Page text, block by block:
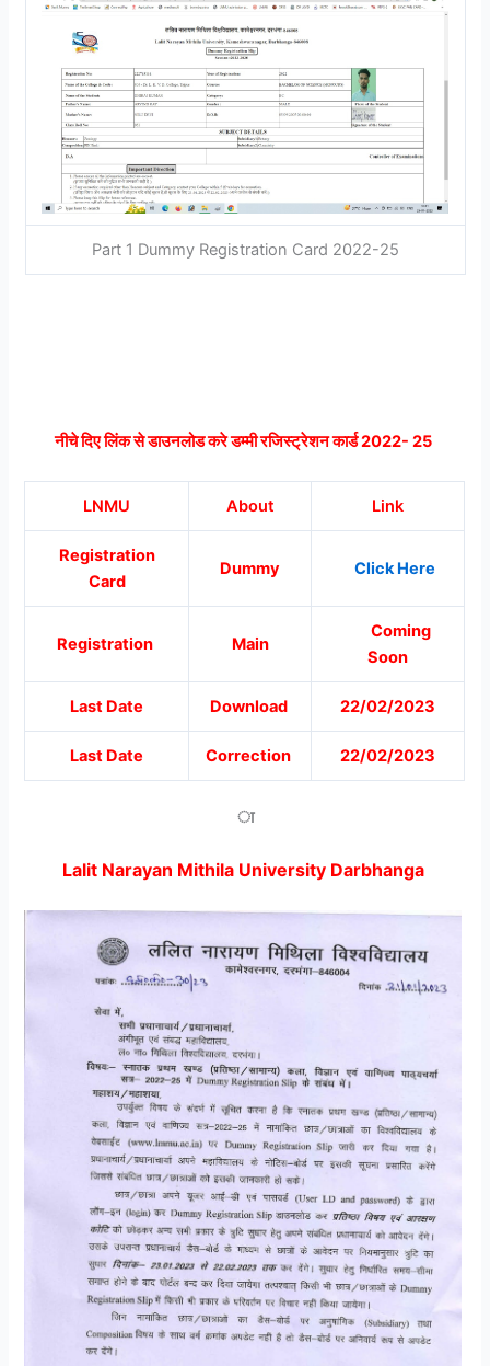
Part 1 Dummy Registration Card 2022-25
नीचे दिए लिंक से डाउनलोड करे डम्मी रजिस्ट्रेशन कार्ड 2022- 25
LNMU About Link
Registration
Card
Dummy Click Here
Registration Main
Coming
Soon
Last Date Download 22/02/2023
Last Date Correction 22/02/2023
ा
Lalit Narayan Mithila University Darbhanga